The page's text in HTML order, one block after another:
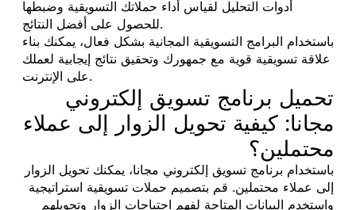
أدوات التحليل لقياس أداء حملاتك التسويقية وضبطها
للحصول على أفضل النتائج.
باستخدام البرامج التسويقية المجانية بشكل فعال، يمكنك بناء
علاقة تسويقية قوية مع جمهورك وتحقيق نتائج إيجابية لعملك
على الإنترنت.
تحميل برنامج تسويق إلكتروني
مجانا: كيفية تحويل الزوار إلى عملاء
محتملين؟
باستخدام برنامج تسويق إلكتروني مجانا، يمكنك تحويل الزوار
إلى عملاء محتملين. قم بتصميم حملات تسويقية استراتيجية
واستخدم البيانات المتاحة لفهم احتياجات الزوار وتحويلهم